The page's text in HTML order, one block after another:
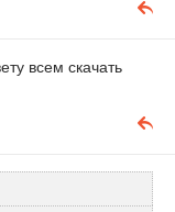
всем скачать